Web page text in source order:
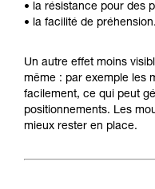
• la résistance pour des
• la facilité de préhension.
Un autre effet moins
même : par exemple les
facilement, ce qui peut
positionnements. Les
mieux rester en place.